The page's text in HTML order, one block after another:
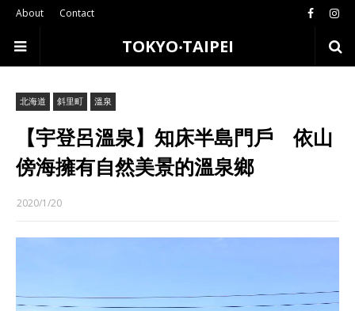
About Contact
TOKYO‧TAIPEI
北海道 斜里町 溫泉
【宇登呂溫泉】知床半島門戶 依山
傍海擁有自然美景的溫泉鄉
2020/1/20